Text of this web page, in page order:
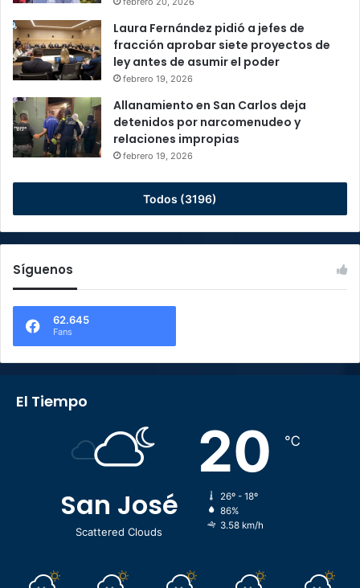
Laura Fernández pidió a jefes de
fracción aprobar siete proyectos de
ley antes de asumir el poder
febrero 19, 2026
Allanamiento en San Carlos deja
detenidos por narcomenudeo y
relaciones impropias
febrero 19, 2026
Todos (3196)
Síguenos
62.645
Fans
El Tiempo
San José
Scattered Clouds
20 ℃
26º - 18º
86%
3.58 km/h